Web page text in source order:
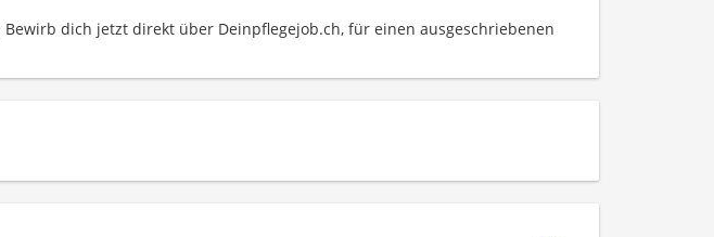
dich jetzt direkt über Deinpflegejob.ch, für einen ausgeschriebenen